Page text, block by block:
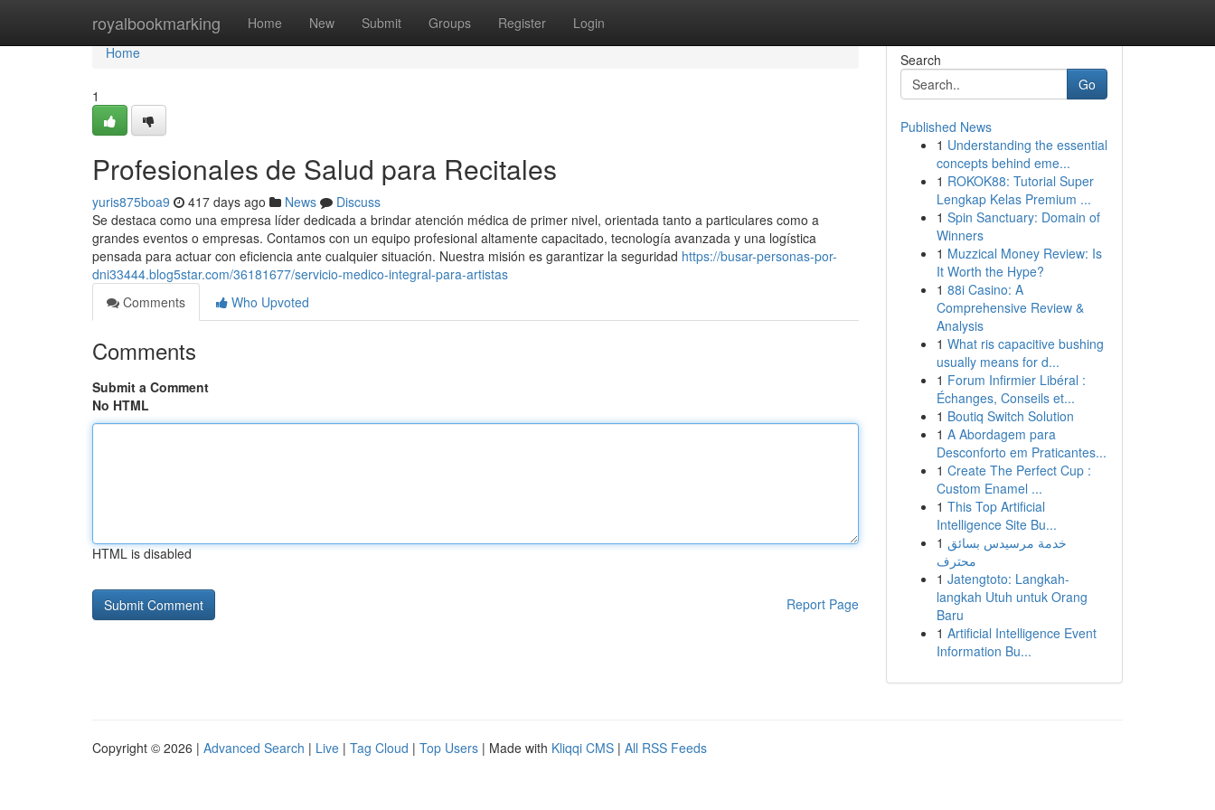
royalbookmarking Home New Submit Groups Register Login
Home
Home
1
Profesionales de Salud para Recitales
yuris875boa9 417 days ago News
Discuss
Se destaca como una empresa líder dedicada a brindar atención médica de primer nivel, orientada tanto a particulares como a
grandes eventos o empresas. Contamos con un equipo profesional altamente capacitado, tecnología avanzada y una logística
pensada para actuar con eficiencia ante cualquier situación. Nuestra misión es garantizar la seguridad https://busar-personas-por-
dni33444.blog5star.com/36181677/servicio-medico-integral-para-artistas
Comments
Who Upvoted
Comments
Submit a Comment
No HTML
HTML is disabled
Report Page
Search
Go
Published News
1 Understanding the essential
concepts behind eme...
1 ROKOK88: Tutorial Super
Lengkap Kelas Premium ...
1 Spin Sanctuary: Domain of
Winners
1 Muzzical Money Review: Is
It Worth the Hype?
1 88i Casino: A
Comprehensive Review &
Analysis
1 What ris capacitive bushing
usually means for d...
1 Forum Infirmier Libéral :
Échanges, Conseils et...
1 Boutiq Switch Solution
1 A Abordagem para
Desconforto em Praticantes...
1 Create The Perfect Cup :
Custom Enamel ...
1 This Top Artificial
Intelligence Site Bu...
1 خدمة مرسيدس بسائق
محترف
1 Jatengtoto: Langkah-
langkah Utuh untuk Orang
Baru
1 Artificial Intelligence Event
Information Bu...
Copyright © 2026 | Advanced Search | Live | Tag Cloud | Top Users | Made with Kliqqi CMS | All RSS Feeds